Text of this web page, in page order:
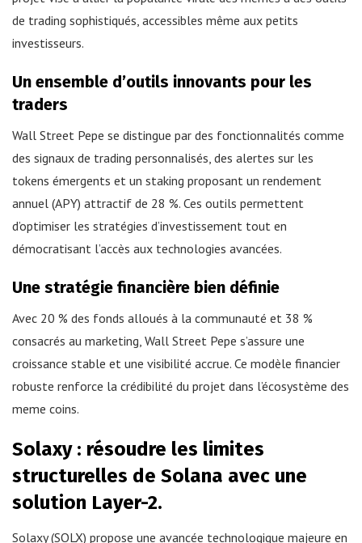
de trading sophistiqués, accessibles même aux petits
investisseurs.
Un ensemble d’outils innovants pour les
traders
Wall Street Pepe se distingue par des fonctionnalités comme
des signaux de trading personnalisés, des alertes sur les
tokens émergents et un staking proposant un rendement
annuel (APY) attractif de 28 %. Ces outils permettent
d’optimiser les stratégies d’investissement tout en
démocratisant l’accès aux technologies avancées.
Une stratégie financière bien définie
Avec 20 % des fonds alloués à la communauté et 38 %
consacrés au marketing, Wall Street Pepe s’assure une
croissance stable et une visibilité accrue. Ce modèle financier
robuste renforce la crédibilité du projet dans l’écosystème des
meme coins.
Solaxy : résoudre les limites
structurelles de Solana avec une
solution Layer-2.
Solaxy (SOLX) propose une avancée technologique majeure en